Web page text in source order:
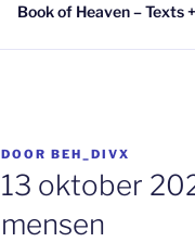
Book of Heaven – Texts
GEPLAATST
OP
DOOR BEH_DIVX
13 oktober
mensen